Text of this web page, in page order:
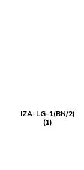
IZA-LG-1(BN/2)
(1)